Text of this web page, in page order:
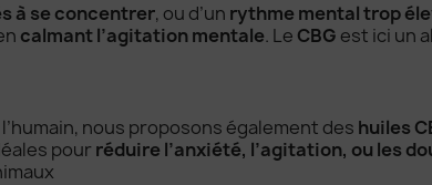
à se concentrer, ou d’un rythme mental trop
calmant l’agitation mentale. Le CBG est ici un
nous proposons également des huiles
pour réduire l’anxiété, l’agitation, ou les